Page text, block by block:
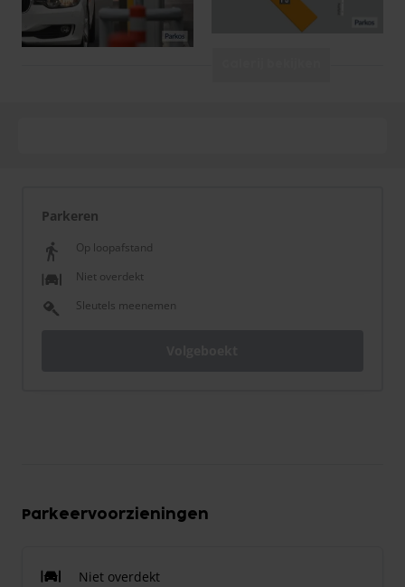
Parkeren
Op loopafstand
Niet overdekt
Sleutels meenemen
Parkeervoorzieningen
Niet overdekt